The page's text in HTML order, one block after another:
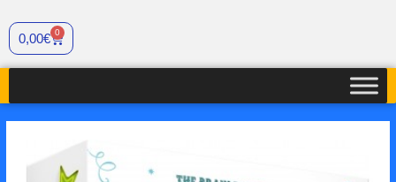
0,00€ 0
Panier